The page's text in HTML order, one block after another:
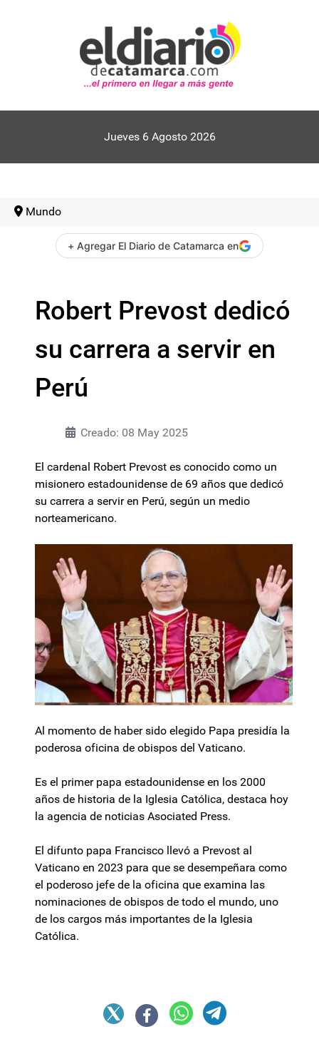
Jueves 6 Agosto 2026
Mundo
+ Agregar El Diario de Catamarca en
Robert Prevost dedicó
su carrera a servir en
Perú
Creado: 08 May 2025
El cardenal Robert Prevost es conocido como un
misionero estadounidense de 69 años que dedicó
su carrera a servir en Perú, según un medio
norteamericano.
Al momento de haber sido elegido Papa presidía la
poderosa oficina de obispos del Vaticano.
Es el primer papa estadounidense en los 2000
años de historia de la Iglesia Católica, destaca hoy
la agencia de noticias Asociated Press.
El difunto papa Francisco llevó a Prevost al
Vaticano en 2023 para que se desempeñara como
el poderoso jefe de la oficina que examina las
nominaciones de obispos de todo el mundo, uno
de los cargos más importantes de la Iglesia
Católica.